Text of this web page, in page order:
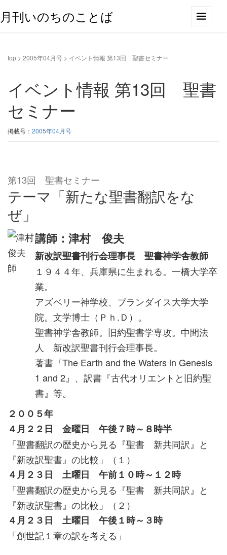
月刊いのちのことば
top > 2005年04月号 > イベント情報 第13回 聖書セミナー
イベント情報 第13回 聖書
セミナー
掲載号： 2005年04月号
第13回 聖書セミナー
テーマ「新たな聖書翻訳をな
ぜ」
講師：津村 俊夫
新改訳聖書刊行会理事長 聖書神学舎教師
１９４４年、兵庫県に生まれる。一橋大学卒
業。
アズベリー神学校、ブランダイス大学大学
院。文学博士（Ｐｈ.Ｄ）。
聖書神学舎教師。旧約聖書学専攻。中間法
人 新改訳聖書刊行会理事長。
著書『The Earth and the Waters in Genesis
1 and 2』、訳書『古代オリエントと旧約聖
書』等。
２００５年
４月２２日 金曜日 午後７時～８時半
「聖書翻訳の歴史から見る『聖書 新共同訳』と
『新改訳聖書』の比較」（１）
４月２３日 土曜日 午前１０時～１２時
「聖書翻訳の歴史から見る『聖書 新共同訳』と
『新改訳聖書』の比較」（２）
４月２３日 土曜日 午後１時～３時
「創世記１章の訳を考える」